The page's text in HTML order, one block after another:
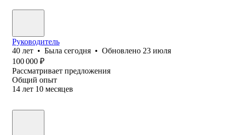
Руководитель
40 лет • Была сегодня • Обновлено 23 июля
100 000 ₽
Рассматривает предложения
Общий опыт
14 лет 10 месяцев